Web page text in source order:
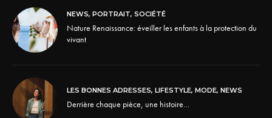
NEWS, PORTRAIT, SOCIÉTÉ
Nature Renaissance: éveiller les enfants à la protection du
vivant
LES BONNES ADRESSES, LIFESTYLE, MODE, NEWS
Derrière chaque pièce, une histoire…